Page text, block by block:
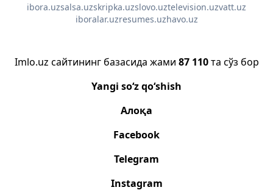
ibora.uzsalsa.uzskripka.uzslovo.uztelevision.uzvatt.uz
iboralar.uzresumes.uzhavo.uz
Imlo.uz сайтининг базасида жами 87 110та сўз бор
Yangi so‘z qo‘shish
Алоқа
Facebook
Telegram
Instagram